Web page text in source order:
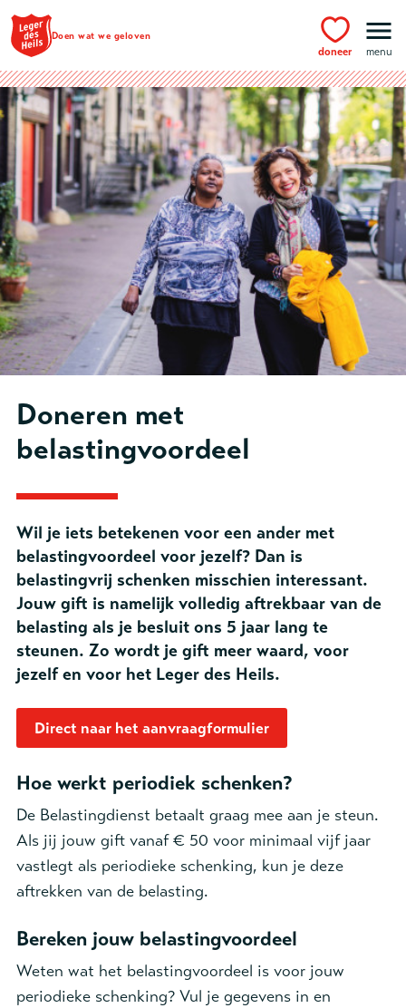
Ga naar hoofdinhoud
Doen wat we geloven
doneer menu
Doneren met
belastingvoordeel
Wil je iets betekenen voor een ander met
belastingvoordeel voor jezelf? Dan is
belastingvrij schenken misschien interessant.
Jouw gift is namelijk volledig aftrekbaar van de
belasting als je besluit ons 5 jaar lang te
steunen. Zo wordt je gift meer waard, voor
jezelf en voor het Leger des Heils.
Direct naar het aanvraagformulier
Hoe werkt periodiek schenken?
De Belastingdienst betaalt graag mee aan je steun.
Als jij jouw gift vanaf € 50 voor minimaal vijf jaar
vastlegt als periodieke schenking, kun je deze
aftrekken van de belasting.
Bereken jouw belastingvoordeel
Weten wat het belastingvoordeel is voor jouw
periodieke schenking? Vul je gegevens in en